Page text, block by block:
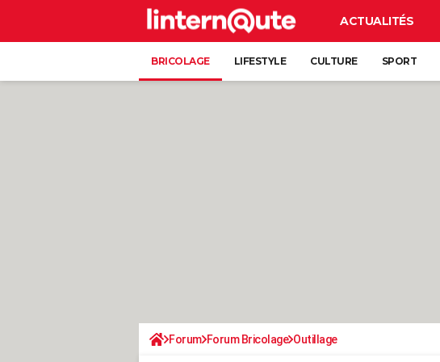
ACTUALITÉS
BRICOLAGE LIFESTYLE CULTURE SPORT
Forum Forum Bricolage Outillage